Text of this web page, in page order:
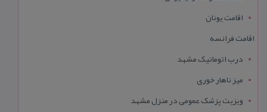
اقامت یونان
اقامت فرانسه
درب اتوماتیک مشهد
میز ناهار خوری
ویزیت پزشک عمومی در منزل مشهد